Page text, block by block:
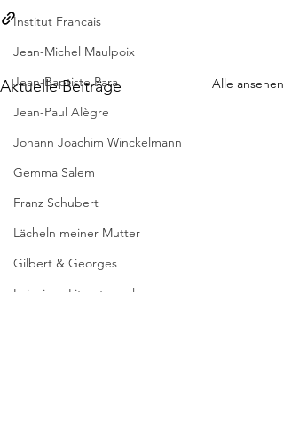
Institut Francais
Jean-Michel Maulpoix
Jean-Baptiste Para
Jean-Paul Alègre
Johann Joachim Winckelmann
Gemma Salem
Franz Schubert
Lächeln meiner Mutter
Gilbert & Georges
Leipziger Literaturverlag
Aktuelle Beiträge Alle ansehen